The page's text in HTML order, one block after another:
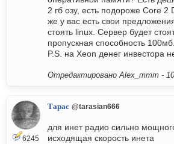
2 гб озу, есть подороже Core 2
же у вас есть свои
стоять linux. Сервер будет
пропускная способность 100мб.
P.S. на Xeon денег инвестора
Отредактировано Alex_mmm -
6245
Тарас @tarasian666
для инет радио сильно
исходящая скорость инета